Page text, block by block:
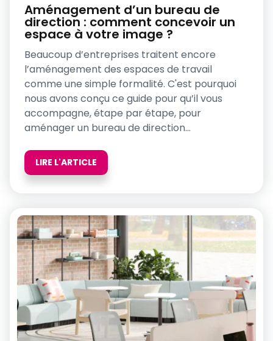
Aménagement d’un bureau de
direction : comment concevoir un
espace à votre image ?
Beaucoup d’entreprises traitent encore
l’aménagement des espaces de travail
comme une simple formalité. C'est pourquoi
nous avons conçu ce guide pour qu’il vous
accompagne, étape par étape, pour
aménager un bureau de direction...
LIRE L'ARTICLE